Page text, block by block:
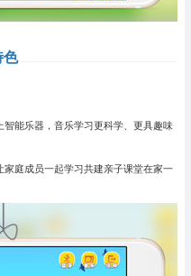
色
能乐器，音乐学习更科学、更具趣味
庭成员一起学习共建亲子课堂在家一